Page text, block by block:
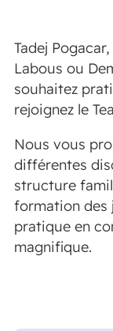
Tadej
Labous ou
souhaitez
rejoignez le
Nous vous
différentes
structure
formation des
pratique en
magnifique.